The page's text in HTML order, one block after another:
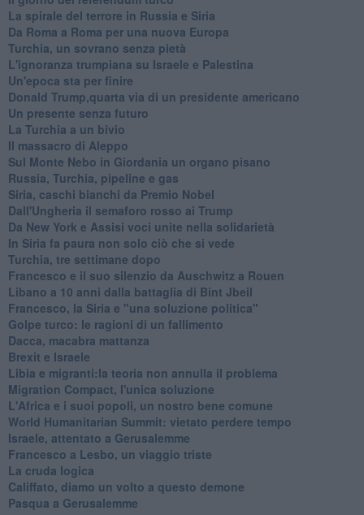
La spirale del terrore in Russia e Siria
Da Roma a Roma per una nuova Europa
Turchia, un sovrano senza pietà
L'ignoranza trumpiana su Israele e Palestina
Un'epoca sta per finire
Donald Trump,quarta via di un presidente americano
Un presente senza futuro
La Turchia a un bivio
Il massacro di Aleppo
Sul Monte Nebo in Giordania un organo pisano
Russia, Turchia, pipeline e gas
Siria, caschi bianchi da Premio Nobel
Dall'Ungheria il semaforo rosso ai Trump
Da New York e Assisi voci unite nella solidarietà
In Siria fa paura non solo ciò che si vede
Turchia, tre settimane dopo
Francesco e il suo silenzio da Auschwitz a Rouen
Libano a 10 anni dalla battaglia di Bint Jbeil
Francesco, la Siria e "una soluzione politica"
Golpe turco: le ragioni di un fallimento
Dacca, macabra mattanza
Brexit e Israele
Libia e migranti:la teoria non annulla il problema
Migration Compact, l'unica soluzione
L'Africa e i suoi popoli, un nostro bene comune
World Humanitarian Summit: vietato perdere tempo
Israele, attentato a Gerusalemme
Francesco a Lesbo, un viaggio triste
La cruda logica
Califfato, diamo un volto a questo demone
Pasqua a Gerusalemme